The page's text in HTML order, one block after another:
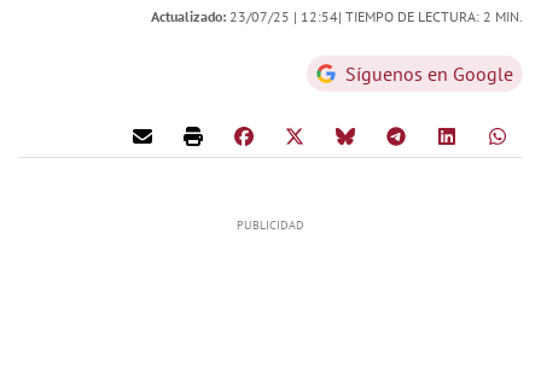
Actualizado: 23/07/25 | 12:54| TIEMPO DE LECTURA: 2 MIN.
Síguenos en Google